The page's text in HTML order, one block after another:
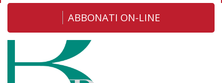
ABBONATI ON-LINE